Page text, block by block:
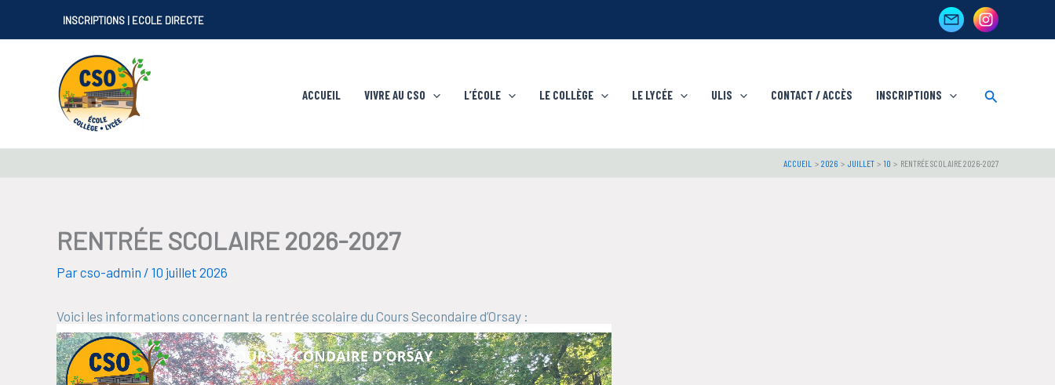
INSCRIPTIONS ECOLE DIRECTE
ACCUEIL VIVRE AU CSO L’ÉCOLE LE COLLÈGE LE LYCÉE ULIS CONTACT / ACCÈS INSCRIPTIONS Rechercher
ACCUEIL 2026 JUILLET 10 RENTRÉE SCOLAIRE 2026-2027
RENTRÉE SCOLAIRE 2026-2027
Parcso-admin / 10 juillet 2026
Voici les informations concernant la rentrée scolaire du Cours Secondaire d’Orsay :